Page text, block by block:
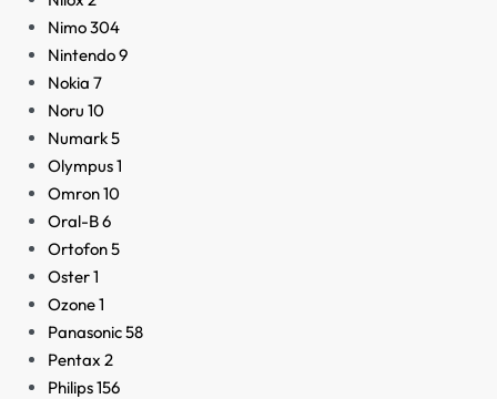
Nimo304
Nintendo9
Nokia 7
Noru 10
Numark5
Olympus1
Omron10
Oral-B6
Ortofon5
Oster1
Ozone1
Panasonic58
Pentax 2
Philips156